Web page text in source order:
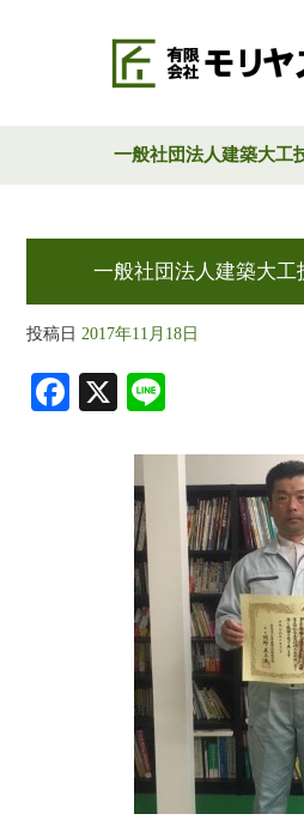
一般社団法人建築大工
一般社団法人建築大工
投稿日 2017年11月18日
Fa X